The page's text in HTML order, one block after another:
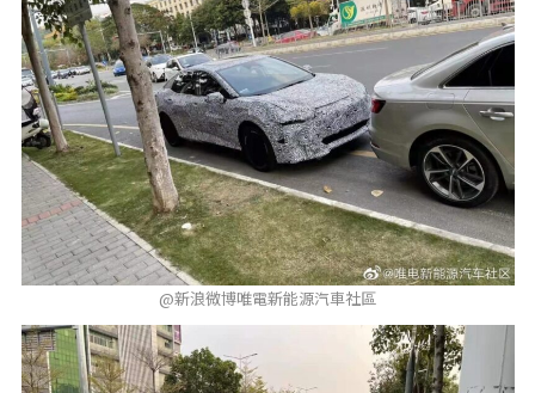
@新浪微博唯電新能源汽車社區